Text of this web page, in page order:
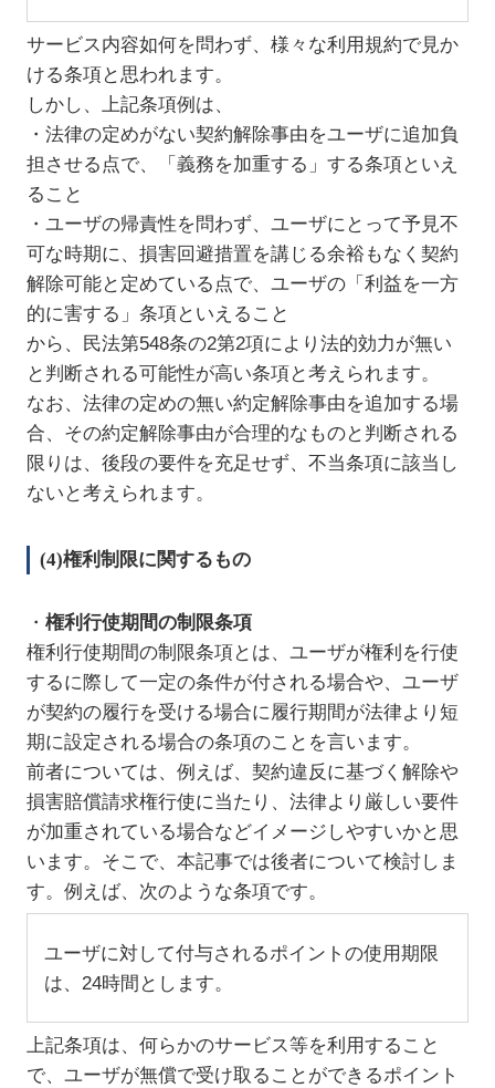
サービス内容如何を問わず、様々な利用規約で見か
ける条項と思われます。
しかし、上記条項例は、
・法律の定めがない契約解除事由をユーザに追加負
担させる点で、「義務を加重する」する条項といえ
ること
・ユーザの帰責性を問わず、ユーザにとって予見不
可な時期に、損害回避措置を講じる余裕もなく契約
解除可能と定めている点で、ユーザの「利益を一方
的に害する」条項といえること
から、民法第548条の2第2項により法的効力が無い
と判断される可能性が高い条項と考えられます。
なお、法律の定めの無い約定解除事由を追加する場
合、その約定解除事由が合理的なものと判断される
限りは、後段の要件を充足せず、不当条項に該当し
ないと考えられます。
(4)権利制限に関するもの
・ 権利行使期間の制限条項
権利行使期間の制限条項とは、ユーザが権利を行使
するに際して一定の条件が付される場合や、ユーザ
が契約の履行を受ける場合に履行期間が法律より短
期に設定される場合の条項のことを言います。
前者については、例えば、契約違反に基づく解除や
損害賠償請求権行使に当たり、法律より厳しい要件
が加重されている場合などイメージしやすいかと思
います。そこで、本記事では後者について検討しま
す。例えば、次のような条項です。
ユーザに対して付与されるポイントの使用期限
は、24時間とします。
上記条項は、何らかのサービス等を利用すること
で、ユーザが無償で受け取ることができるポイント